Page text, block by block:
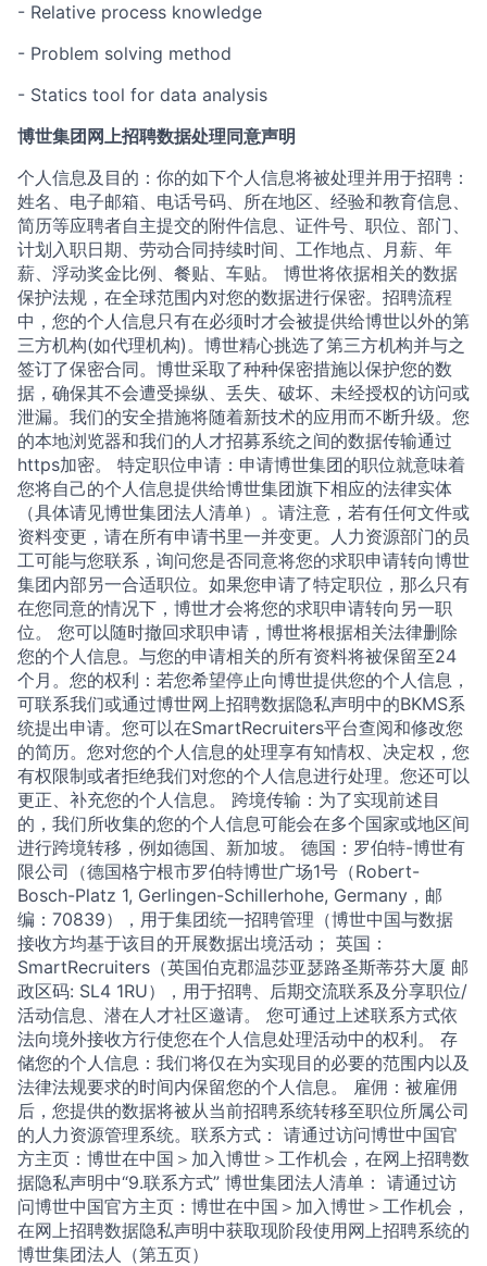
- Relative process knowledge
- Problem solving method
- Statics tool for data analysis
博世集团网上招聘数据处理同意声明
个人信息及目的：你的如下个人信息将被处理并用于招聘：
姓名、电子邮箱、电话号码、所在地区、经验和教育信息、
简历等应聘者自主提交的附件信息、证件号、职位、部门、
计划入职日期、劳动合同持续时间、工作地点、月薪、年
薪、浮动奖金比例、餐贴、车贴。 博世将依据相关的数据
保护法规，在全球范围内对您的数据进行保密。招聘流程
中，您的个人信息只有在必须时才会被提供给博世以外的第
三方机构(如代理机构)。博世精心挑选了第三方机构并与之
签订了保密合同。博世采取了种种保密措施以保护您的数
据，确保其不会遭受操纵、丢失、破坏、未经授权的访问或
泄漏。我们的安全措施将随着新技术的应用而不断升级。您
的本地浏览器和我们的人才招募系统之间的数据传输通过
https加密。 特定职位申请：申请博世集团的职位就意味着
您将自己的个人信息提供给博世集团旗下相应的法律实体
（具体请见博世集团法人清单）。请注意，若有任何文件或
资料变更，请在所有申请书里一并变更。人力资源部门的员
工可能与您联系，询问您是否同意将您的求职申请转向博世
集团内部另一合适职位。如果您申请了特定职位，那么只有
在您同意的情况下，博世才会将您的求职申请转向另一职
位。 您可以随时撤回求职申请，博世将根据相关法律删除
您的个人信息。与您的申请相关的所有资料将被保留至24
个月。您的权利：若您希望停止向博世提供您的个人信息，
可联系我们或通过博世网上招聘数据隐私声明中的BKMS系
统提出申请。您可以在SmartRecruiters平台查阅和修改您
的简历。您对您的个人信息的处理享有知情权、决定权，您
有权限制或者拒绝我们对您的个人信息进行处理。您还可以
更正、补充您的个人信息。 跨境传输：为了实现前述目
的，我们所收集的您的个人信息可能会在多个国家或地区间
进行跨境转移，例如德国、新加坡。 德国：罗伯特-博世有
限公司（德国格宁根市罗伯特博世广场1号（Robert-
Bosch-Platz 1, Gerlingen-Schillerhohe, Germany，邮
编：70839），用于集团统一招聘管理（博世中国与数据
接收方均基于该目的开展数据出境活动； 英国：
SmartRecruiters（英国伯克郡温莎亚瑟路圣斯蒂芬大厦 邮
政区码: SL4 1RU），用于招聘、后期交流联系及分享职位/
活动信息、潜在人才社区邀请。 您可通过上述联系方式依
法向境外接收方行使您在个人信息处理活动中的权利。 存
储您的个人信息：我们将仅在为实现目的必要的范围内以及
法律法规要求的时间内保留您的个人信息。 雇佣：被雇佣
后，您提供的数据将被从当前招聘系统转移至职位所属公司
的人力资源管理系统。联系方式： 请通过访问博世中国官
方主页：博世在中国＞加入博世＞工作机会，在网上招聘数
据隐私声明中“9.联系方式” 博世集团法人清单： 请通过访
问博世中国官方主页：博世在中国＞加入博世＞工作机会，
在网上招聘数据隐私声明中获取现阶段使用网上招聘系统的
博世集团法人（第五页）